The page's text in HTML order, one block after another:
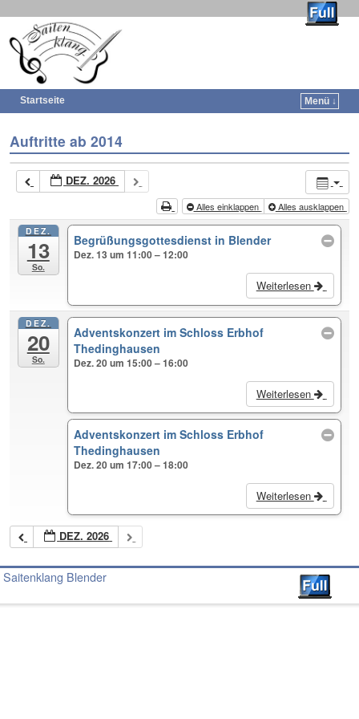
Startseite Menü ↓
Auftritte ab 2014
DEZ. 2026
Alles einklappen Alles ausklappen
DEZ.
13
So.
Begrüßungsgottesdienst in Blender
Dez. 13 um 11:00 – 12:00
Weiterlesen
DEZ.
20
So.
Adventskonzert im Schloss Erbhof
Thedinghausen
Dez. 20 um 15:00 – 16:00
Weiterlesen
Adventskonzert im Schloss Erbhof
Thedinghausen
Dez. 20 um 17:00 – 18:00
Weiterlesen
DEZ. 2026
Saitenklang Blender